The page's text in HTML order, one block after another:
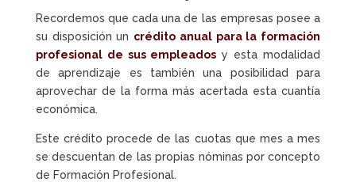
Recordemos que cada una de las empresas posee a
su disposición un crédito anual para la formación
profesional de sus empleados y esta modalidad
de aprendizaje es también una posibilidad para
aprovechar de la forma más acertada esta cuantía
económica.
Este crédito procede de las cuotas que mes a mes
se descuentan de las propias nóminas por concepto
de Formación Profesional.